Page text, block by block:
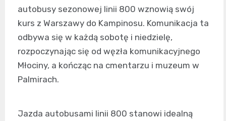
autobusy sezonowej linii 800 wznowią swój
kurs z Warszawy do Kampinosu. Komunikacja ta
odbywa się w każdą sobotę i niedzielę,
rozpoczynając się od węzła komunikacyjnego
Młociny, a kończąc na cmentarzu i muzeum w
Palmirach.
Jazda autobusami linii 800 stanowi idealną